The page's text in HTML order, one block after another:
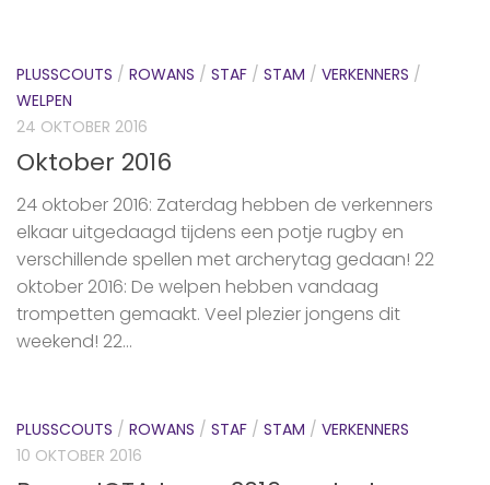
PLUSSCOUTS / ROWANS / STAF / STAM / VERKENNERS /
WELPEN
24 OKTOBER 2016
Oktober 2016
24 oktober 2016: Zaterdag hebben de verkenners
elkaar uitgedaagd tijdens een potje rugby en
verschillende spellen met archerytag gedaan! 22
oktober 2016: De welpen hebben vandaag
trompetten gemaakt. Veel plezier jongens dit
weekend! 22...
PLUSSCOUTS / ROWANS / STAF / STAM / VERKENNERS
10 OKTOBER 2016